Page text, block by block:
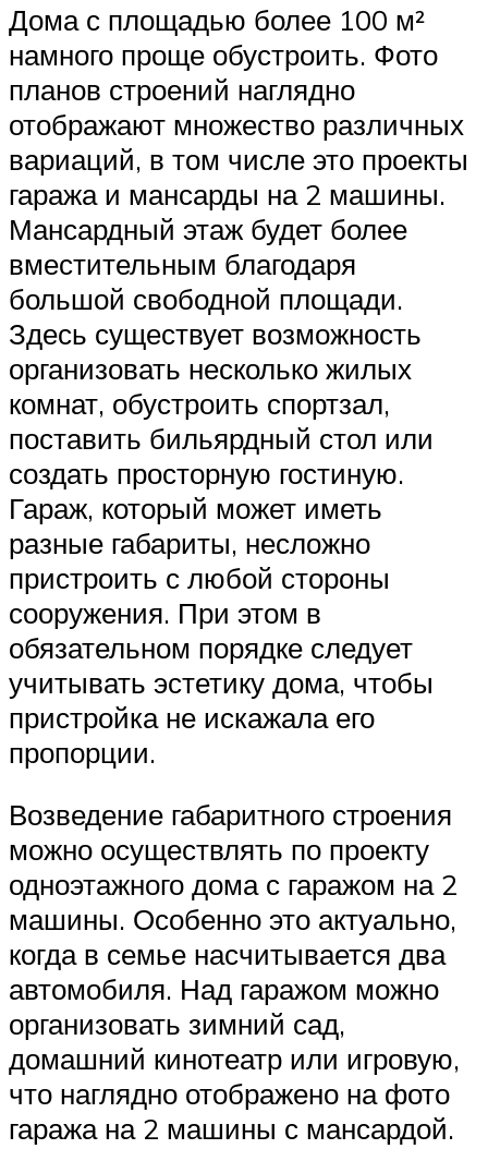
Дома с площадью более 100 м²
намного проще обустроить. Фото
планов строений наглядно
отображают множество различных
вариаций, в том числе это проекты
гаража и мансарды на 2 машины.
Мансардный этаж будет более
вместительным благодаря
большой свободной площади.
Здесь существует возможность
организовать несколько жилых
комнат, обустроить спортзал,
поставить бильярдный стол или
создать просторную гостиную.
Гараж, который может иметь
разные габариты, несложно
пристроить с любой стороны
сооружения. При этом в
обязательном порядке следует
учитывать эстетику дома, чтобы
пристройка не искажала его
пропорции.
Возведение габаритного строения
можно осуществлять по проекту
одноэтажного дома с гаражом на 2
машины. Особенно это актуально,
когда в семье насчитывается два
автомобиля. Над гаражом можно
организовать зимний сад,
домашний кинотеатр или игровую,
что наглядно отображено на фото
гаража на 2 машины с мансардой.